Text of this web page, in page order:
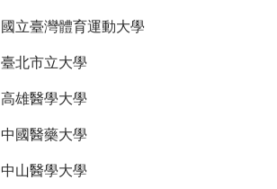
國立臺灣體育運動大學
臺北市立大學
高雄醫學大學
中國醫藥大學
中山醫學大學